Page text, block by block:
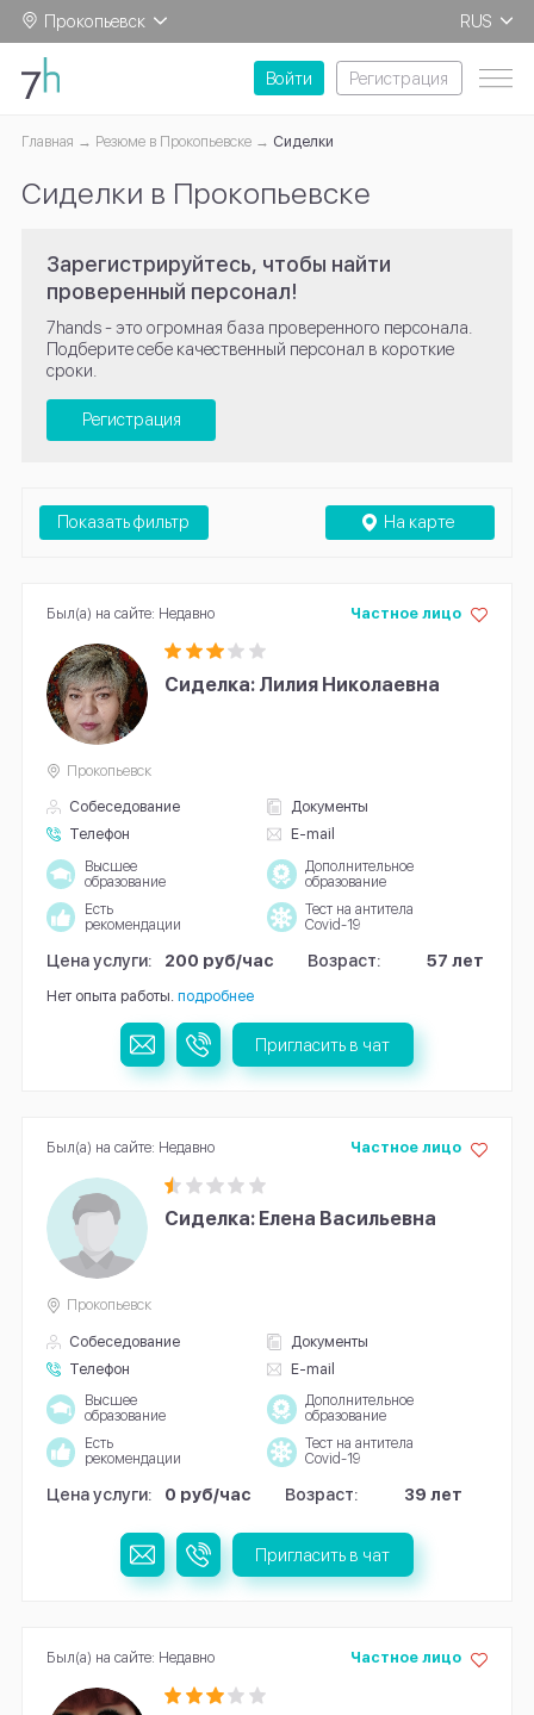
Прокопьевск
RUS
EN
Войти
Регистрация
Главная Резюме в Прокопьевске Сиделки
Сиделки в Прокопьевске
Зарегистрируйтесь, чтобы найти
проверенный персонал!
7hands - это огромная база проверенного персонала.
Подберите себе качественный персонал в короткие
сроки.
Регистрация
На карте
Показать фильтр
Сиделка: Лилия Николаевна
Собеседование
Документы
Телефон
E-mail
Частное лицо
Прокопьевск
Высшее
образование
Дополнительное
образование
Есть
рекомендации
Тест на антитела
Covid-19
Цена услуги: 200 руб/час Возраст: 57 лет
Нет опыта работы. подробнее
Был(а) на сайте: Недавно
Пригласить в чат
Сиделка: Елена Васильевна
Собеседование
Документы
Телефон
E-mail
Частное лицо
Прокопьевск
Высшее
образование
Дополнительное
образование
Есть
рекомендации
Тест на антитела
Covid-19
Цена услуги: 0 руб/час Возраст: 39 лет
Был(а) на сайте: Недавно
Пригласить в чат
Частное лицо
Был(а) на сайте: Недавно